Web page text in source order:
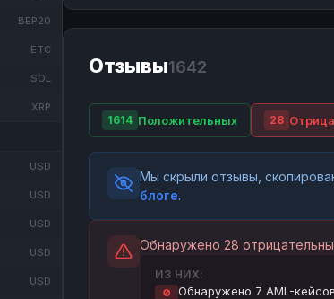
BEP20
ETC
SOL
XRP
USD
USD
USD
USD
USD
Отзывы1642
1614 Положительных 28
Мы скрыли отзывы,
блоге.
Обнаружено 28
ИЗ НИХ:
🚫 Обнаружено 7 AML-